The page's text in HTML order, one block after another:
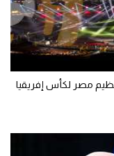
مصر لكأس إفريقيا